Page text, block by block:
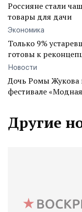
Россияне стали
товары для дачи
Экономика
Только 9%
готовы к
Новости
Дочь Ромы Жукова
фестивале
Другие